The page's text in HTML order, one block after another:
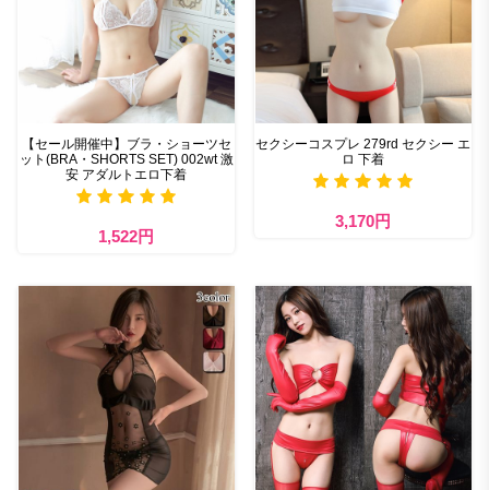
【セール開催中】ブラ・ショーツセ
ット(BRA・SHORTS SET) 002wt 激
安 アダルトエロ下着
1,522円
セクシーコスプレ 279rd セクシー エ
ロ 下着
3,170円